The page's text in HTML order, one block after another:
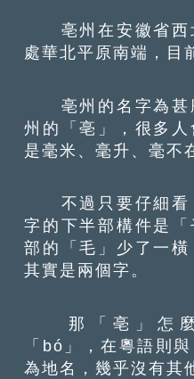
亳州在安徽省西
處華北平原南端，目
亳州的名字為甚
州的「亳」，很多
是毫米、毫升、毫不
不過只要仔細看
字的下半部構件是
部的「毛」少了一橫
其實是兩個字。
那「亳」怎麼
「bó」，在粵語則
為地名，幾乎沒有其